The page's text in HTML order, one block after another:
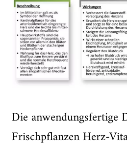
Die anwendungsfertige
Frischpflanzen Herz-